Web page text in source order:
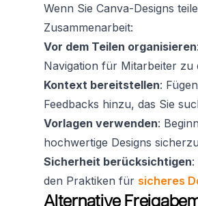
Wenn Sie Canva-Designs
Zusammenarbeit:
Vor dem Teilen organisieren
Navigation für Mitarbeiter zu
Kontext bereitstellen:
Feedbacks hinzu, das Sie
Vorlagen verwenden:
hochwertige Designs
Sicherheit berücksichtigen:
den Praktiken für sicheres
Alternative